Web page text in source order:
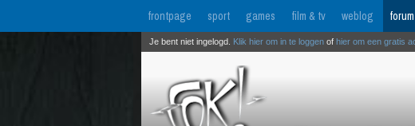
frontpage sport games film & tv weblog forum
Je bent niet ingelogd. Klik hier om in te loggen of hier om een gratis